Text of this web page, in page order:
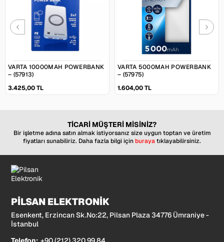
VARTA 10000MAH POWERBANK
– (57913)
3.425,00 TL
VARTA 5000MAH POWERBANK
– (57975)
1.604,00 TL
TİCARİ MÜŞTERİ MİSİNİZ?
Bir işletme adına satın almak istiyorsanız size uygun toptan ve üretim
fiyatları sunabiliriz. Daha fazla bilgi için burayatıklayabilirsiniz.
PİLSAN ELEKTRONİK
Esenkent, Erzincan Sk.No:22, Pilsan Plaza 34776 Ümraniye -
İstanbul